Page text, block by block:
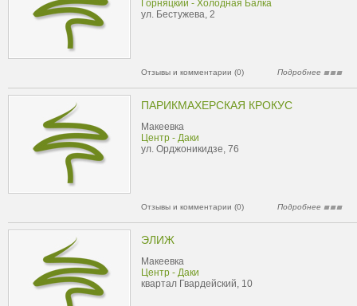
Горняцкий - Холодная Балка
ул. Бестужева, 2
Отзывы и комментарии (0) Подробнее
ПАРИКМАХЕРСКАЯ КРОКУС
Макеевка
Центр - Даки
ул. Орджоникидзе, 76
Отзывы и комментарии (0) Подробнее
ЭЛИЖ
Макеевка
Центр - Даки
квартал Гвардейский, 10